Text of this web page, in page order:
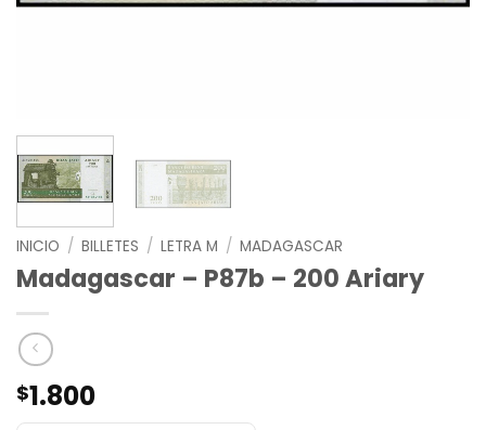
INICIO / BILLETES / LETRA M / MADAGASCAR
Madagascar – P87b – 200 Ariary
$1.800